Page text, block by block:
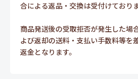
合による返品・交換は受付けており
商品発送後の受取拒否が発生した場
よび返却の送料・支払い手数料等を
返金となります。